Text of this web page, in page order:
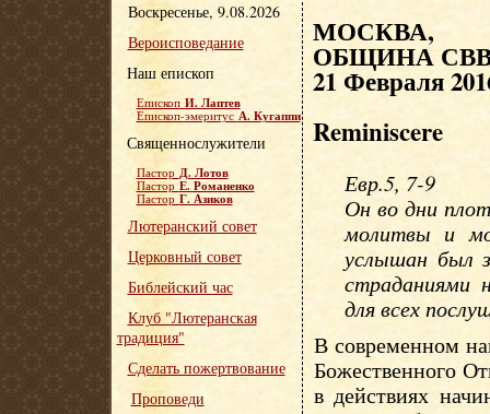
МОСКВА,
ОБЩИНА
21 Февраля
Reminiscere
Евр.5, 7-9
Он во дни
молитвы и
услышан был
страданиями
для всех
В современном
Божественного
в действиях
Воскресенье, 9.08.2026
Вероисповедание
Наш епископ
Епископ И. Лаптев
Епископ-эмеритус А. Кугаппи
Священнослужители
Пастор Д. Лотов
Пастор Е. Романенко
Пастор Г. Азиков
Лютеранский совет
Церковный совет
Библейский час
Клуб "Лютеранская
традиция"
Сделать пожертвование
Проповеди